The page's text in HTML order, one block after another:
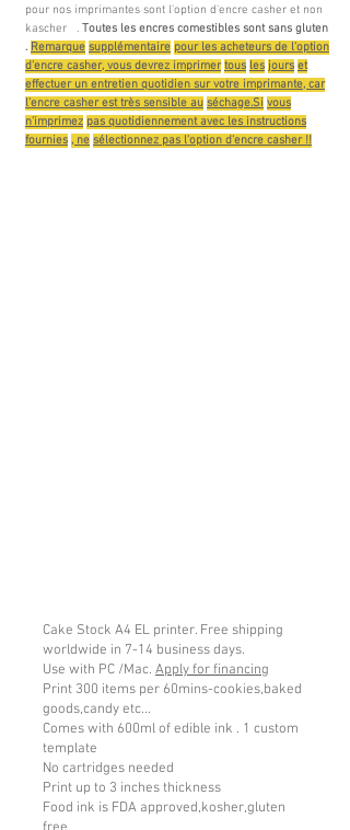
pour nos imprimantes sont l'option d'encre casher et non
kascher
. Toutes les encres comestibles sont sans gluten
. Remarque supplémentaire pour les acheteurs de l'option
d'encre casher, vous devrez imprimer tous les jours et
effectuer un entretien quotidien sur votre imprimante, car
l'encre casher est très sensible au séchage.Si vous
n'imprimez pas quotidiennement avec les instructions
fournies , ne sélectionnez pas l'option d'encre casher !!
Cake Stock A4 EL printer. Free shipping
worldwide in 7-14 business days.
Use with PC /Mac. Apply for financing
Print 300 items per 60mins-cookies,baked
goods,candy etc...
Comes with 600ml of edible ink . 1 custom
template
No cartridges needed
Print up to 3 inches thickness
Food ink is FDA approved,kosher,gluten